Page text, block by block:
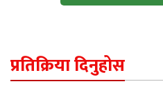
प्रतिक्रिया दिनुहोस